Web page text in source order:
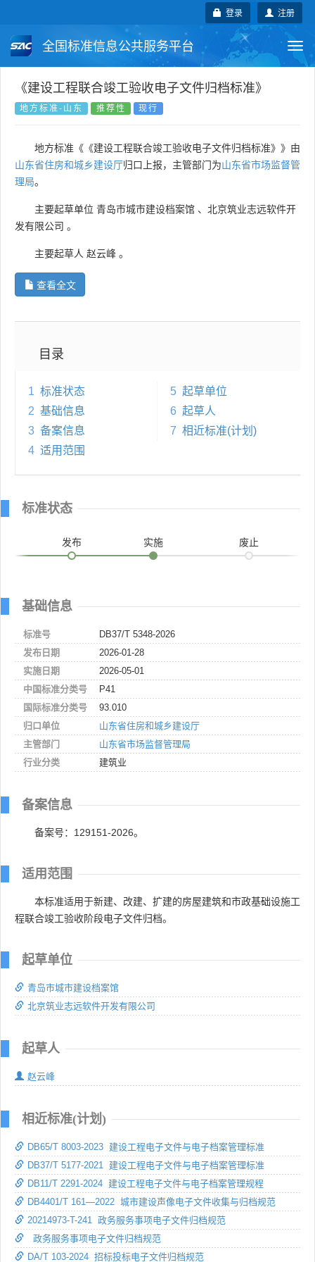
注册
登录
全国标准信息公共服务平台
国家标准 行业标准 地方标准
国外标准 技术委员会
《建设工程联合竣工验收电子文件归档标准》
地方标准-山东 推荐性 现行
地方标准《《建设工程联合竣工验收电子文件归档标准》》由
山东省住房和城乡建设厅归口上报，主管部门为山东省市场监督管
理局。
主要起草单位 青岛市城市建设档案馆 、 北京筑业志远软件开
发有限公司 。
主要起草人 赵云峰 。
查看全文
目录
1 标准状态
2 基础信息
3 备案信息
4 适用范围
5 起草单位
6 起草人
7 相近标准(计划)
标准状态
发布 实施 废止
基础信息
标准号
DB37/T 5348-2026
发布日期
2026-01-28
实施日期
2026-05-01
中国标准分类号
P41
国际标准分类号
93.010
归口单位
山东省住房和城乡建设厅
主管部门
山东省市场监督管理局
行业分类
建筑业
备案信息
备案号：129151-2026。
适用范围
本标准适用于新建、改建、扩建的房屋建筑和市政基础设施工
程联合竣工验收阶段电子文件归档。
起草单位
青岛市城市建设档案馆
北京筑业志远软件开发有限公司
起草人
赵云峰
相近标准(计划)
DB65/T 8003-2023 建设工程电子文件与电子档案管理标准
DB37/T 5177-2021 建设工程电子文件与电子档案管理标准
DB11/T 2291-2024 建设工程电子文件与电子档案管理规程
DB4401/T 161—2022 城市建设声像电子文件收集与归档规范
20214973-T-241 政务服务事项电子文件归档规范
政务服务事项电子文件归档规范
DA/T 103-2024 招标投标电子文件归档规范